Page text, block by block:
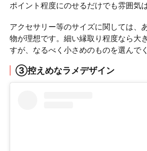
ポイント程度にのせるだけでも雰囲気
アクセサリー等のサイズに関しては、
物が理想です。細い縁取り程度なら大
すが、なるべく小さめのものを選んで
③控えめなラメデザイン